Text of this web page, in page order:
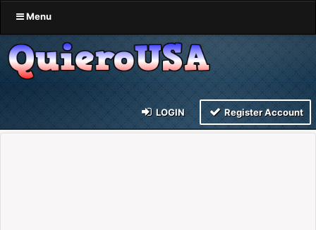
Menu
LOGIN Register Account